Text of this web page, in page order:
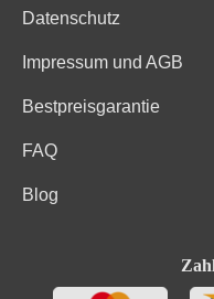
Datenschutz
Impressum und AGB
Bestpreisgarantie
FAQ
Blog